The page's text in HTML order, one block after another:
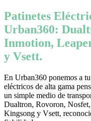
Patinetes
Urban360:
Inmotion,
y Vsett.
En Urban360 ponemos a
eléctricos de alta gama
un simple medio de
Dualtron, Rovoron,
Kingsong y Vsett,